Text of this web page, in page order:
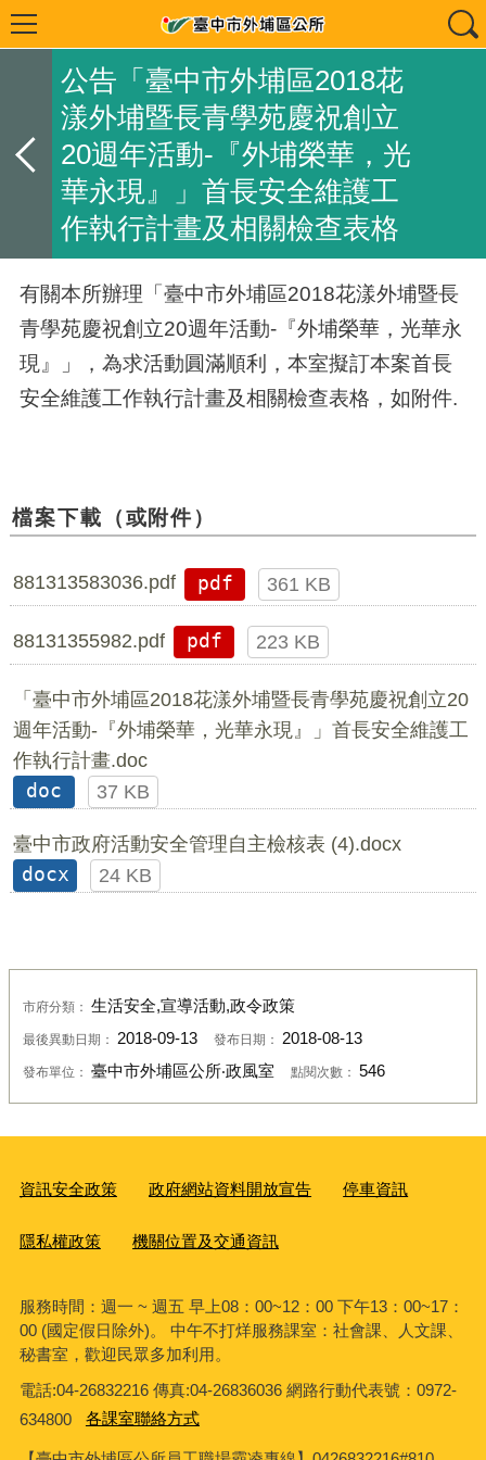
公告「臺中市外埔區2018花
漾外埔暨長青學苑慶祝創立
20週年活動-『外埔榮華，光
華永現』」首長安全維護工
作執行計畫及相關檢查表格
有關本所辦理「臺中市外埔區2018花漾外埔暨長
青學苑慶祝創立20週年活動-『外埔榮華，光華永
現』」，為求活動圓滿順利，本室擬訂本案首長
安全維護工作執行計畫及相關檢查表格，如附件.
檔案下載（或附件）
881313583036.pdf pdf 361 KB
88131355982.pdf pdf 223 KB
「臺中市外埔區2018花漾外埔暨長青學苑慶祝創立20
週年活動-『外埔榮華，光華永現』」首長安全維護工
作執行計畫.doc
doc
37 KB
臺中市政府活動安全管理自主檢核表 (4).docx
docx
24 KB
市府分類： 生活安全,宣導活動,政令政策
最後異動日期： 2018-09-13 發布日期： 2018-08-13
發布單位： 臺中市外埔區公所‧政風室 點閱次數： 546
資訊安全政策 政府網站資料開放宣告 停車資訊
隱私權政策 機關位置及交通資訊
服務時間：週一 ~ 週五 早上08：00~12：00 下午13：00~17：
00 (國定假日除外)。 中午不打烊服務課室：社會課、人文課、
秘書室，歡迎民眾多加利用。
電話:04-26832216 傳真:04-26836036 網路行動代表號：0972-
634800
各課室聯絡方式